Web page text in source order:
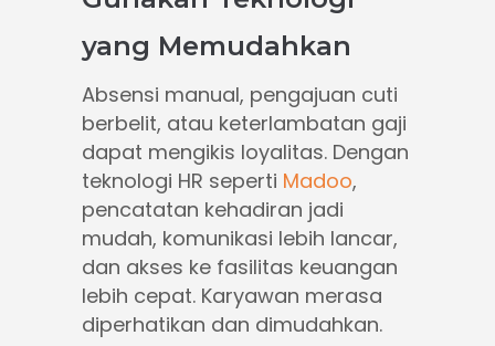
yang Memudahkan
Absensi manual, pengajuan cuti
berbelit, atau keterlambatan gaji
dapat mengikis loyalitas. Dengan
teknologi HR seperti Madoo,
pencatatan kehadiran jadi
mudah, komunikasi lebih lancar,
dan akses ke fasilitas keuangan
lebih cepat. Karyawan merasa
diperhatikan dan dimudahkan.